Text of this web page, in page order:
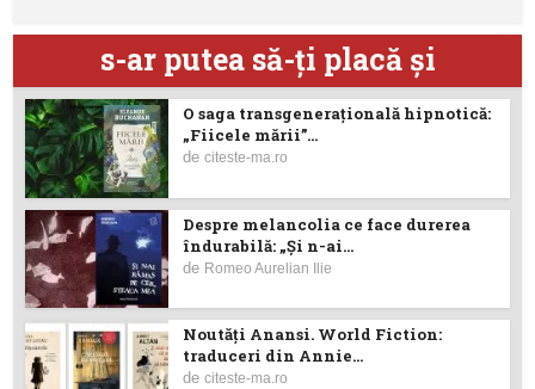
s-ar putea să-ţi placă şi
O saga transgenerațională hipnotică:
„Fiicele mării”...
deciteste-ma.ro
Despre melancolia ce face durerea
îndurabilă: „Și n-ai...
de Romeo Aurelian Ilie
Noutăţi Anansi. World Fiction:
traduceri din Annie...
deciteste-ma.ro